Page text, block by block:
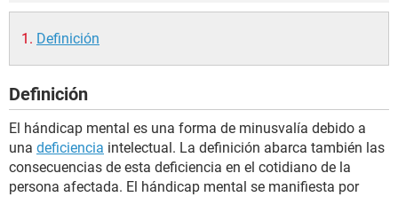
SEXUALIDAD
Definición
Definición
El hándicap mental es una forma de minusvalía debido a
una deficiencia intelectual. La definición abarca también las
consecuencias de esta deficiencia en el cotidiano de la
persona afectada. El hándicap mental se manifiesta por